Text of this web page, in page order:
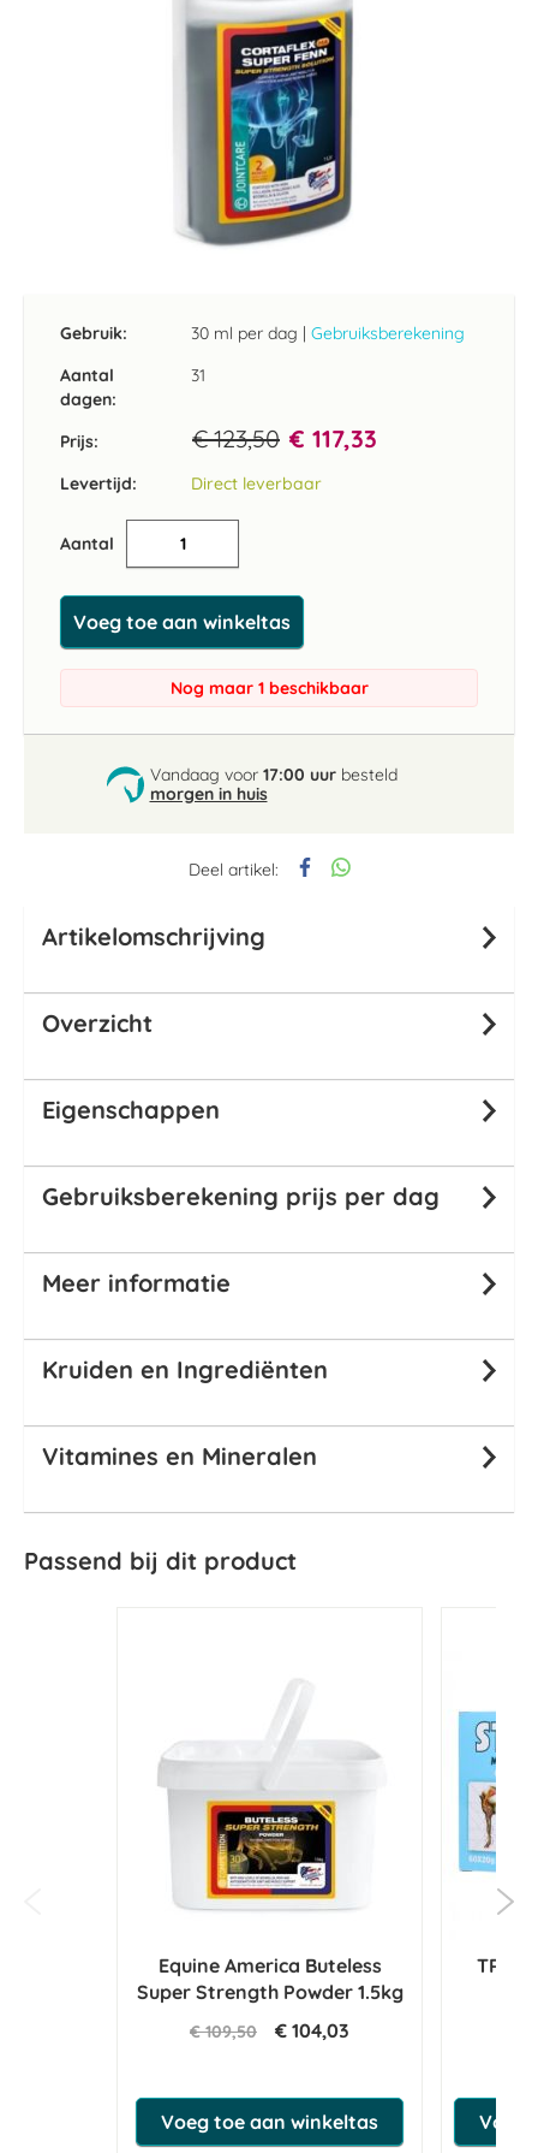
Deel artikel:
Gebruik: 30 ml per dag | Gebruiksberekening
Aantal
dagen:
31
Prijs: € 123,50 € 117,33
Levertijd: Direct leverbaar
Aantal
Voeg toe aan winkeltas
Nog maar 1 beschikbaar
Vandaag voor 17:00 uurbesteld
morgen in huis
begin
afbeeldingen-
gallerij
Artikelomschrijving
Overzicht
Eigenschappen
Gebruiksberekening prijs per dag
Meer informatie
Kruiden en Ingrediënten
Vitamines en Mineralen
Passend bij dit product
Equine America Buteless
Super Strength Powder 1.5kg
€ 109,50 € 104,03
Voeg toe aan winkeltas
TRM
Voeg